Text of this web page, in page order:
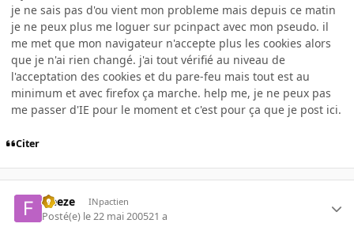
je ne sais pas d'ou vient mon probleme mais depuis ce matin
je ne peux plus me loguer sur pcinpact avec mon pseudo. il
me met que mon navigateur n'accepte plus les cookies alors
que je n'ai rien changé. j'ai tout vérifié au niveau de
l'acceptation des cookies et du pare-feu mais tout est au
minimum et avec firefox ça marche. help me, je ne peux pas
me passer d'IE pour le moment et c'est pour ça que je post ici.
Citer
freeze INpactien
Posté(e) le 22 mai 200521 a